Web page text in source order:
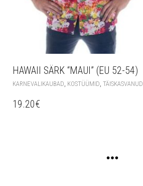
HAWAII SÄRK “MAUI” (EU 52-54)
KARNEVALIKAUBAD, KOSTÜÜMID, TÄISKASVANUD
19.20€